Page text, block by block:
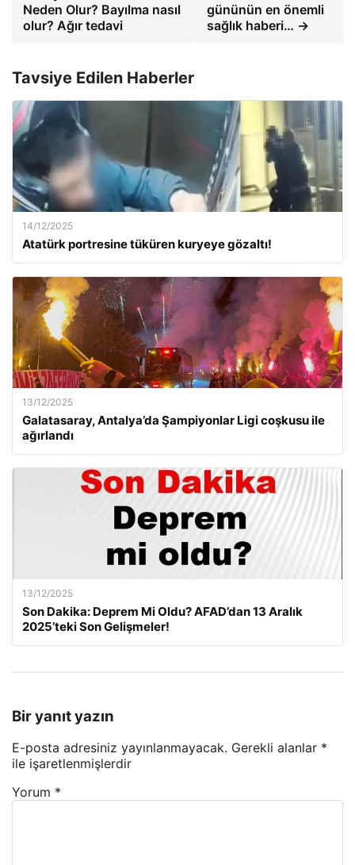
Neden Olur? Bayılma nasıl
olur? Ağır tedavi
gününün en önemli
sağlık haberi… →
Tavsiye Edilen Haberler
14/12/2025
Atatürk portresine tüküren kuryeye gözaltı!
13/12/2025
Galatasaray, Antalya’da Şampiyonlar Ligi coşkusu ile
ağırlandı
13/12/2025
Son Dakika: Deprem Mi Oldu? AFAD’dan 13 Aralık
2025’teki Son Gelişmeler!
Bir yanıt yazın
E-posta adresiniz yayınlanmayacak. Gerekli alanlar *
ile işaretlenmişlerdir
Yorum *